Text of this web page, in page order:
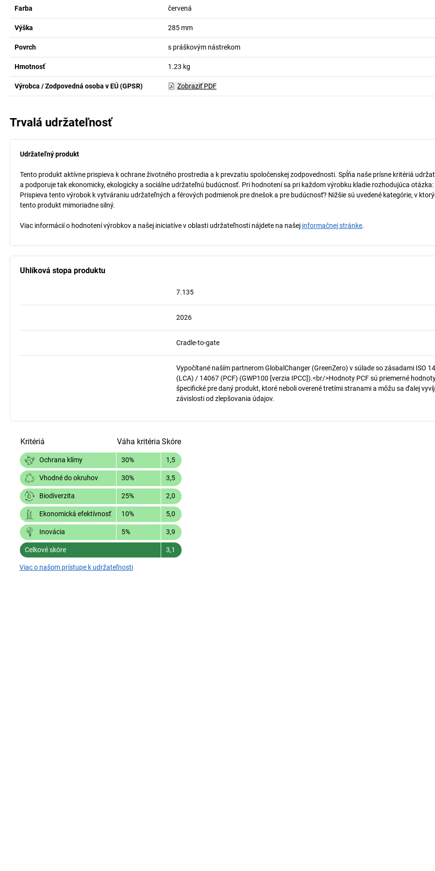
Farba červená
Výška 285 mm
Povrch s práškovým nástrekom
Hmotnosť 1.23 kg
Výrobca / Zodpovedná osoba v EÚ (GPSR) Zobraziť PDF
Trvalá udržateľnosť
Udržateľný produkt
Tento produkt aktívne prispieva k ochrane životného prostredia a k prevzatiu spoločenskej zodpovednosti. Spĺňa naše prísne kritériá
a podporuje tak ekonomicky, ekologicky a sociálne udržateľnú budúcnosť. Pri hodnotení sa pri každom výrobku kladie rozhodujúca otázka:
Prispieva tento výrobok k vytváraniu udržateľných a férových podmienok pre dnešok a pre budúcnosť? Nižšie sú uvedené kategórie, v
tento produkt mimoriadne silný.
Viac informácií o hodnotení výrobkov a našej iniciatíve v oblasti udržateľnosti nájdete na našej informačnej stránke.
Uhlíková stopa produktu
7.135
2026
Cradle-to-gate
Vypočítané naším partnerom GlobalChanger (GreenZero) v súlade so zásadami ISO
(LCA) / 14067 (PCF) (GWP100 [verzia IPCC]).<br/>Hodnoty PCF sú priemerné
špecifické pre daný produkt, ktoré neboli overené tretími stranami a môžu sa ďalej
závislosti od zlepšovania údajov.
Kritériá Váha kritéria Skóre
Ochrana klímy 30% 1,5
Vhodné do okruhov 30% 3,5
Biodiverzita 25% 2,0
Ekonomická efektívnosť 10% 5,0
Inovácia 5% 3,9
Celkové skóre 3,1
Viac o našom prístupe k udržateľnosti